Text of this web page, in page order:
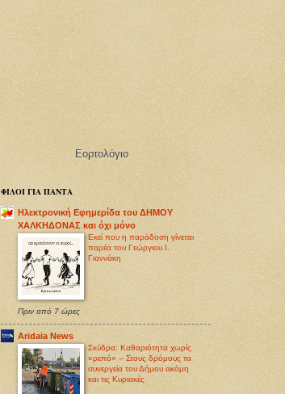
Εορτολόγιο
ΦΙΛΟΙ ΓΙΑ ΠΑΝΤΑ
Ηλεκτρονική Εφημερίδα του ΔΗΜΟΥ
ΧΑΛΚΗΔΟΝΑΣ και όχι μόνο
Εκεί που η παράδοση γίνεται
παρέα του Γεώργιου Ι.
Γιαννάκη
Πριν από 7 ώρες
Aridaia News
Σκύδρα: Καθαριότητα χωρίς
«ρεπό» – Στους δρόμους τα
συνεργεία του Δήμου ακόμη
και τις Κυριακές